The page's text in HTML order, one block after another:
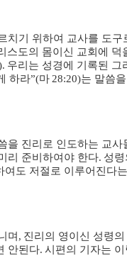
치기 위하여 교사를 도구
스도의 몸이신 교회에 덕
우리는 성경에 기록된 그
하라”(마 28:20)는 말씀
을 진리로 인도하는 교사
리 준비하여야 한다. 성령
여도 저절로 이루어진다
며 , 진리의 영이신 성령의
안된다. 시편의 기자는 이